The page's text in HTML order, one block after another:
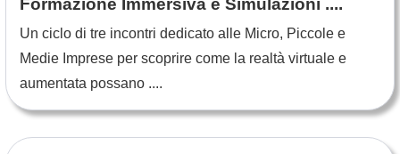
Formazione Immersiva e Simulazioni ....
Un ciclo di tre incontri dedicato alle Micro, Piccole e
Medie Imprese per scoprire come la realtà virtuale e
aumentata possano ....